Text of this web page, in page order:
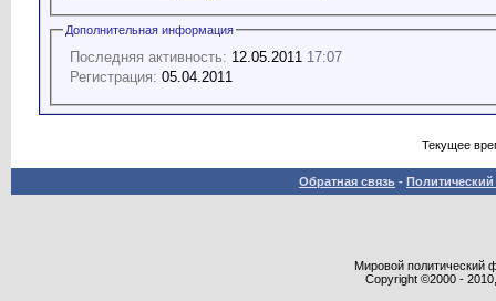
Дополнительная информация
Последняя активность: 12.05.2011 17:07
Регистрация: 05.04.2011
Текущее
Обратная связь -
Мировой политический
Copyright ©2000 -